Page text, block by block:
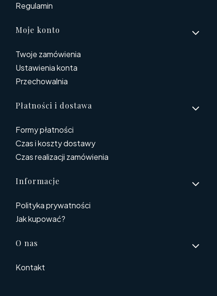
Regulamin
Moje konto
Twoje zamówienia
Ustawienia konta
Przechowalnia
Płatności i dostawa
Formy płatności
Czas i koszty dostawy
Czas realizacji zamówienia
Informacje
Polityka prywatności
Jak kupować?
O nas
Kontakt